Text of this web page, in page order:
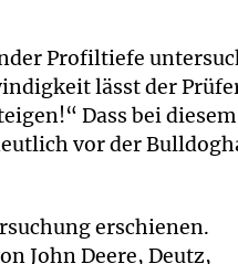
Profiltiefe
lässt der
Dass bei diesem
vor der
erschienen.
John Deere, Deutz,